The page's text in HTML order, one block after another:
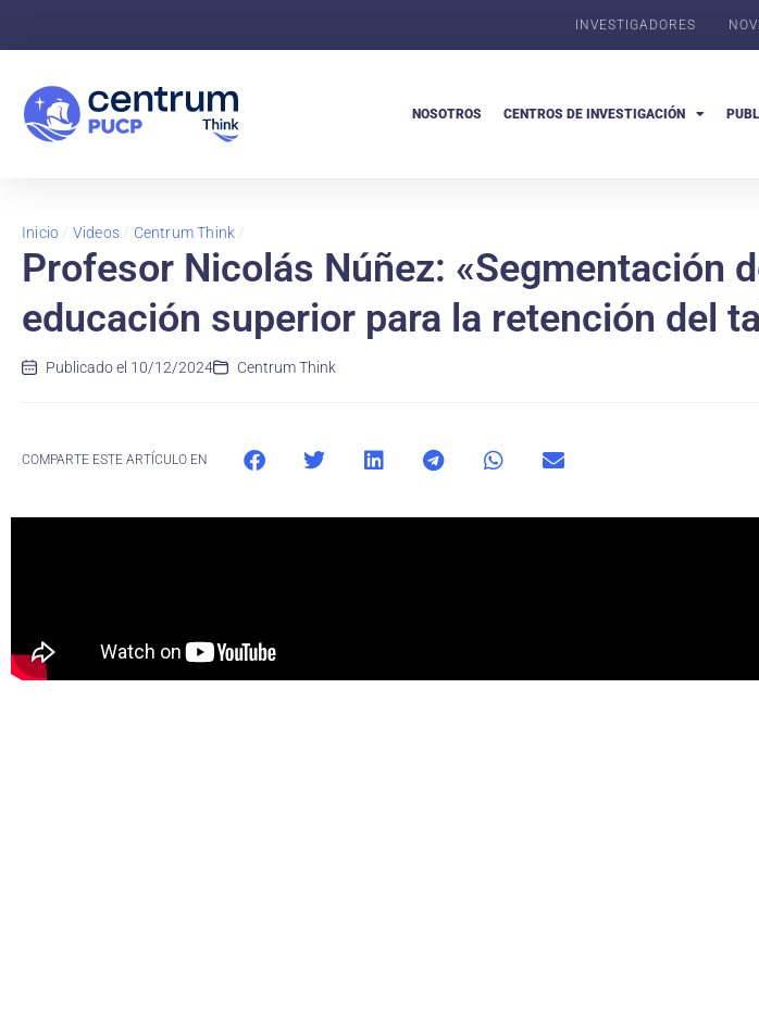
INVESTIGADORES
NOSOTROS CENTROS DE INVESTIGACIÓN
Inicio / Videos / Centrum Think /
Profesor Nicolás Núñez: «Segmentación
educación superior para la retención del
Publicado el 10/12/2024 Centrum Think
COMPARTE ESTE ARTÍCULO EN